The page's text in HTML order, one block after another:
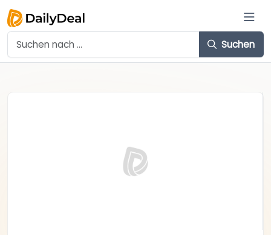
Suchen